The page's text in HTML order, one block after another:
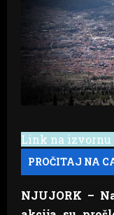
Link na izvornu
NJUJORK –